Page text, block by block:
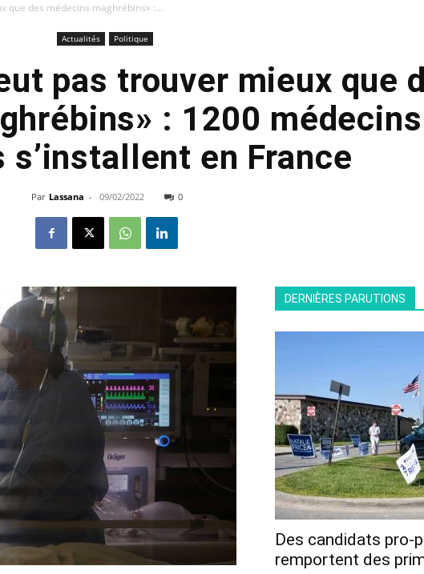
que des médecins maghrébins» :...
Actualités Politique
pas trouver mieux que
: 1200 médecins
s’installent en France
Par Lassana - 09/02/2022 0
DERNIÈRES PARUTIONS
Des candidats pro-
remportent des